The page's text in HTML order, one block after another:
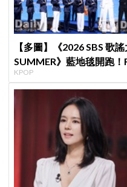
【多圖】《2026 SBS 歌
SUMMER》藍地毯開跑！
Velvet、Stray Kids、
等愛豆登場
KPOP